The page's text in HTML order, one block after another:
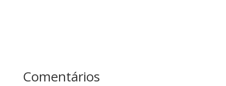
Comentários